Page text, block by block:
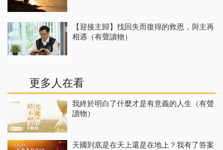
【迎接主歸】找回失而復得的救恩，與主再
相遇（有聲讀物）
更多人在看
我終於明白了什麼才是有意義的人生（有聲
讀物）
天國到底是在天上還是在地上？我有了答案